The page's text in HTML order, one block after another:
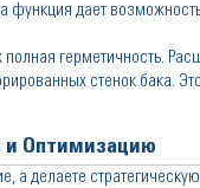
функция дает
полная герметичность.
стенок бака.
и Оптимизацию
а делаете